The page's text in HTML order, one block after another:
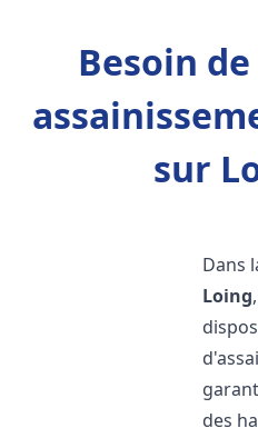
Besoin
sur
Dans
Loing
des